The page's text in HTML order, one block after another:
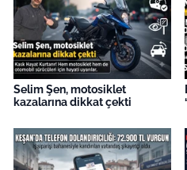
Selim Şen, motosiklet
kazalarına dikkat çekti